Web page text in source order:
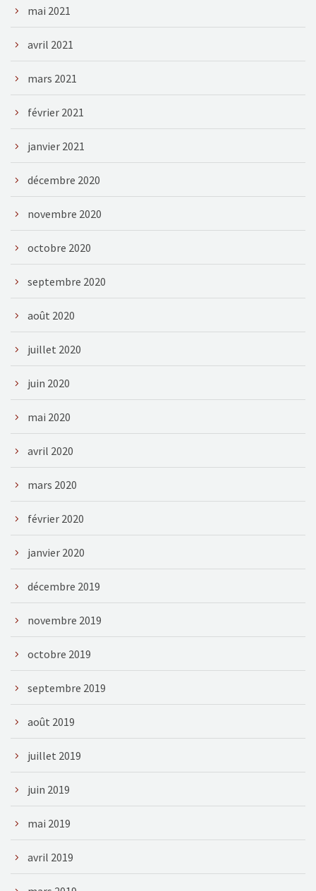
mai 2021
avril 2021
mars 2021
février 2021
janvier 2021
décembre 2020
novembre 2020
octobre 2020
septembre 2020
août 2020
juillet 2020
juin 2020
mai 2020
avril 2020
mars 2020
février 2020
janvier 2020
décembre 2019
novembre 2019
octobre 2019
septembre 2019
août 2019
juillet 2019
juin 2019
mai 2019
avril 2019